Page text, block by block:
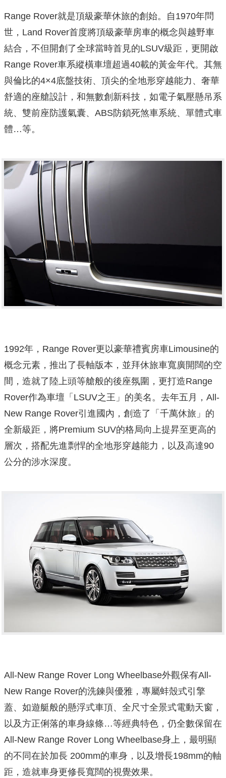
Range Rover就是頂級豪華休旅的創始。自1970年問
世，Land Rover首度將頂級豪華房車的概念與越野車
結合，不但開創了全球當時首見的LSUV級距，更開啟
Range Rover車系縱橫車壇超過40載的黃金年代。其無
與倫比的4×4底盤技術、頂尖的全地形穿越能力、奢華
舒適的座艙設計，和無數創新科技，如電子氣壓懸吊系
統、雙前座防護氣囊、ABS防鎖死煞車系統、單體式車
體…等。
1992年，Range Rover更以豪華禮賓房車Limousine的
概念元素，推出了長軸版本，並拜休旅車寬廣開闊的空
間，造就了陸上頭等艙般的後座氛圍，更打造Range
Rover作為車壇「LSUV之王」的美名。去年五月，All-
New Range Rover引進國內，創造了「千萬休旅」的
全新級距，將Premium SUV的格局向上提昇至更高的
層次，搭配先進剽悍的全地形穿越能力，以及高達90
公分的涉水深度。
All-New Range Rover Long Wheelbase外觀保有All-
New Range Rover的洗鍊與優雅，專屬蚌殼式引擎
蓋、如遊艇般的懸浮式車頂、全尺寸全景式電動天窗，
以及方正俐落的車身線條…等經典特色，仍全數保留在
All-New Range Rover Long Wheelbase身上，最明顯
的不同在於加長 200mm的車身，以及增長198mm的軸
距，造就車身更修長寬闊的視覺效果。